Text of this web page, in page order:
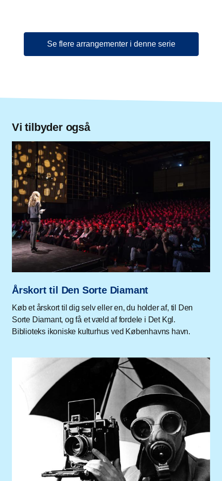
Se flere arrangementer i denne serie
Vi tilbyder også
Årskort til Den Sorte Diamant
Køb et årskort til dig selv eller en, du holder af, til Den
Sorte Diamant, og få et væld af fordele i Det Kgl.
Biblioteks ikoniske kulturhus ved Københavns havn.